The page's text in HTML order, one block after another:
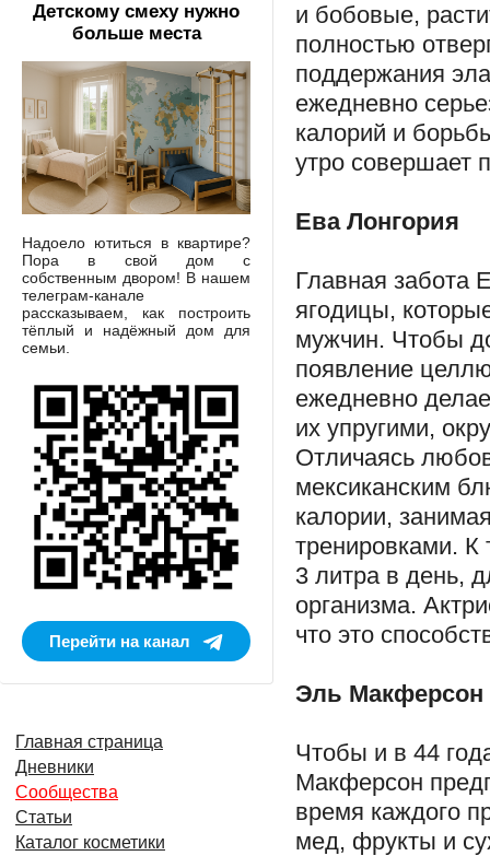
и бобовые,
полностью
поддержания
ежедневно
калорий и
утро совершает
Ева Лонгория
Главная забота
ягодицы,
мужчин. Чтобы
появление
ежедневно
их упругими,
Отличаясь
мексиканским
калории,
тренировками. К
3 литра в день,
организма.
что это
Эль Макферсон
Чтобы и в 44
Макферсон
время каждого
мед, фрукты и
Детскому смеху нужно
больше места
Надоело ютиться в квартире?
Пора в свой дом с
собственным двором! В нашем
телеграм-канале
рассказываем, как построить
тёплый и надёжный дом для
семьи.
Перейти на канал
Главная страница
Дневники
Сообщества
Статьи
Каталог косметики